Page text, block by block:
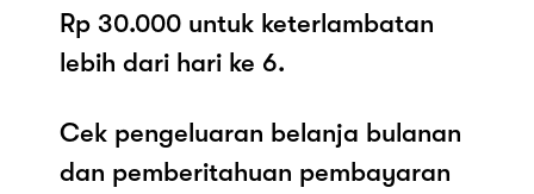
Rp 30.000 untuk keterlambatan
lebih dari hari ke 6.
Cek pengeluaran belanja bulanan
dan pemberitahuan pembayaran